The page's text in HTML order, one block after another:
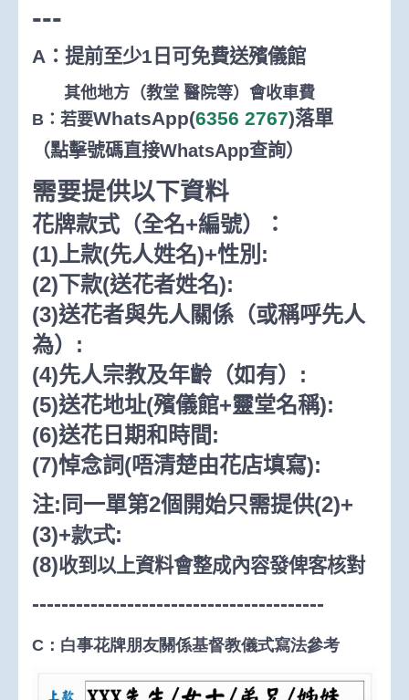
---
A：提前至少1日可免費送殯儀館
其他地方（教堂 醫院等）會收車費
B：若要WhatsApp(6356 2767)落單
（點擊號碼直接WhatsApp查詢）
需要提供以下資料
花牌款式（全名+編號）：
(1)上款(先人姓名)+性別 :
(2)下款(送花者姓名):
(3)送花者與先人關係（或稱呼先人
為） :
(4)先人宗教及年齡（如有） :
(5)送花地址(殯儀館+靈堂名稱):
(6)送花日期和時間:
(7)悼念詞(唔清楚由花店填寫):
注: 同一單第2個開始只需提供(2)+
(3)+款式:
(8)收到以上資料會整成內容發俾客核對
----------------------------------------
C：白事花牌朋友關係基督教儀式寫法參考